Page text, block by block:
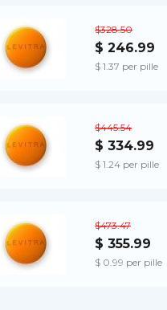
$328.50
$ 246.99
$ 1.37 per pille
$445.54
$ 334.99
$ 1.24 per pille
$473.47
$ 355.99
$ 0.99 per pille